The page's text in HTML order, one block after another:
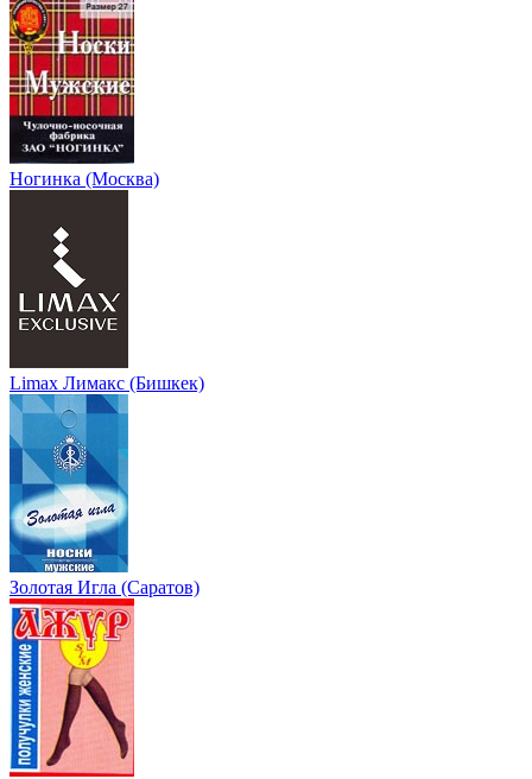
Ногинка (Москва)
Limax Лимакс (Бишкек)
Золотая Игла (Саратов)